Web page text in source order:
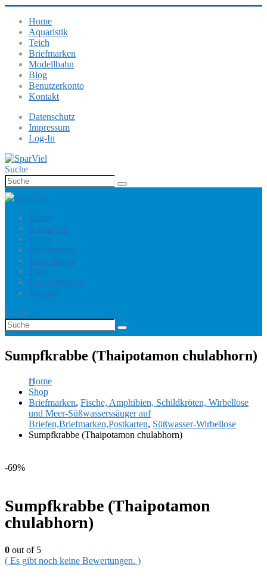
Home
Aquaristik
Teich
Briefmarken
Modellbahn
Blog
Benutzerkonto
Kontakt
Datenschutz
Impressum
Log-In
Suche
Home
Aquaristik
Teich
Briefmarken
Modellbahn
Blog
Benutzerkonto
Kontakt
Suche
Sumpfkrabbe (Thaipotamon chulabhorn)
Home
Shop
Briefmarken, Fische, Amphibien, Schildkröten, Wirbellose
und Meer-Süßwasserssäuger auf
Briefen,Briefmarken,Postkarten, Süßwasser-Wirbellose
Sumpfkrabbe (Thaipotamon chulabhorn)
-69%
Sumpfkrabbe (Thaipotamon
chulabhorn)
0 out of 5
( Es gibt noch keine Bewertungen. )